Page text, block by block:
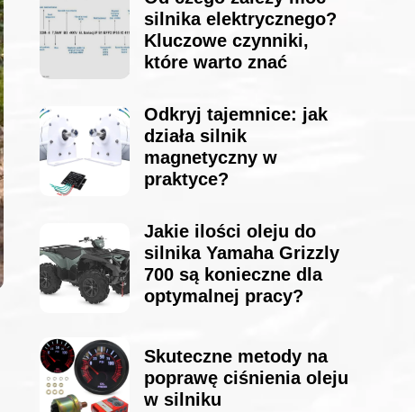
silnika elektrycznego?
Kluczowe czynniki,
które warto znać
Odkryj tajemnice: jak
działa silnik
magnetyczny w
praktyce?
Jakie ilości oleju do
silnika Yamaha Grizzly
700 są konieczne dla
optymalnej pracy?
Skuteczne metody na
poprawę ciśnienia oleju
w silniku